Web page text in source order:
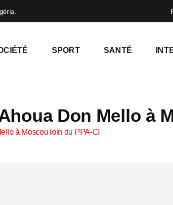
SPORT SANTÉ
Don Mello à
à Moscou loin du PPA-CI